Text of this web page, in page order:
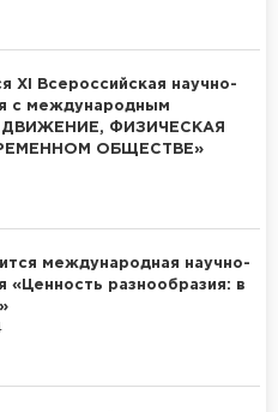
XI Всероссийская научно-
с международным
ФИЗИЧЕСКАЯ
ОБЩЕСТВЕ»
международная научно-
«Ценность разнообразия: в